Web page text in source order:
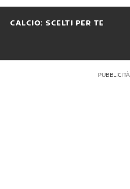
CALCIO: SCELTI PER TE
PUBBLICITÀ